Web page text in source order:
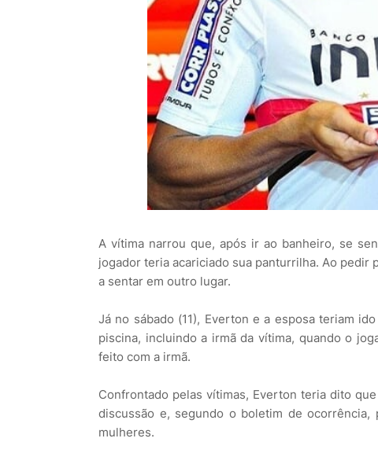
A vítima narrou que, após ir ao banheiro, se
jogador teria acariciado sua panturrilha. Ao
a sentar em outro lugar.
Já no sábado (11), Everton e a esposa teriam
piscina, incluindo a irmã da vítima, quando o
feito com a irmã.
Confrontado pelas vítimas, Everton teria dito
discussão e, segundo o boletim de ocorrência,
mulheres.